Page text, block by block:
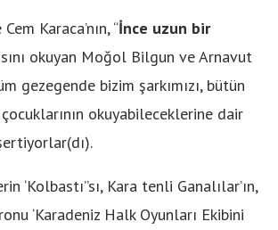
Karaca’nın, “İnce uzun bir
okuyan Moğol Bilgun ve Arnavut
gezegende bizim şarkımızı, bütün
çocuklarının okuyabileceklerine dair
‘Kolbastı”sı, Kara tenli Ganalılar’ın,
‘Karadeniz Halk Oyunları Ekibini